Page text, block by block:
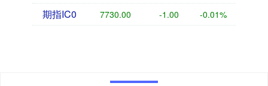
期指IC0 7730.00 -1.00 -0.01%